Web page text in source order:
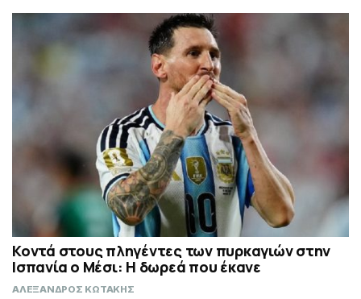
Κοντά στους πληγέντες των πυρκαγιών στην
Ισπανία ο Μέσι: Η δωρεά που έκανε
ΑΛΕΞΑΝΔΡΟΣ ΚΩΤΑΚΗΣ